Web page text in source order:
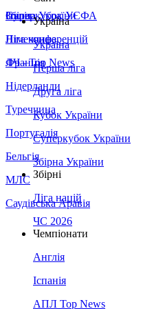
Збірна України
Італія
Німеччина
Франція
Нідерланди
Туреччина
Португалія
Бельгія
МЛС
Саудівська Аравія
Суперкубок УЄФА
Ліга конференцій
ЛЧ - Top News
Україна
Україна
Перша ліга
Друга ліга
Кубок України
Суперкубок України
Збірна України
Збірні
Ліга націй
ЧС 2026
Чемпіонати
Англія
Іспанія
АПЛ Top News